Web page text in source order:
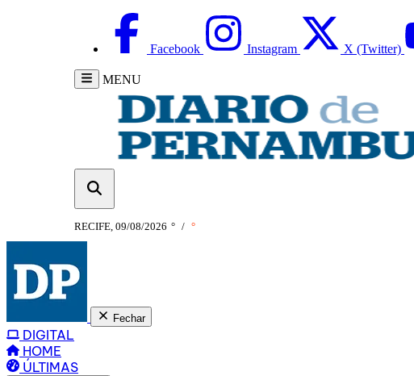
Facebook Instagram X (Twitter)
MENU
RECIFE, 09/08/2026 ° / °
Fechar
DIGITAL
HOME
ÚLTIMAS